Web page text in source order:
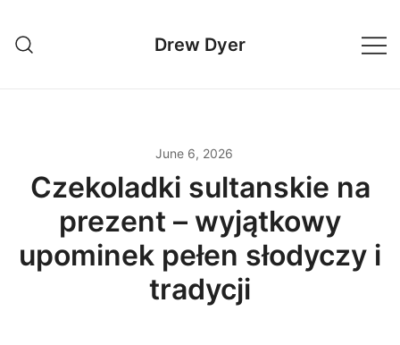
content
Drew Dyer
June 6, 2026
Czekoladki sultanskie na
prezent – wyjątkowy
upominek pełen słodyczy i
tradycji